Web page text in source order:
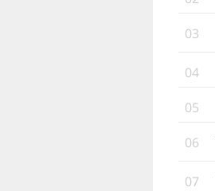
03
04
05
06
07